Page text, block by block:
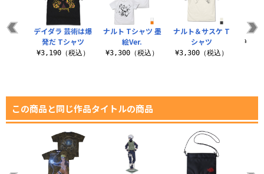
ナルト Tシャツ 墨
絵Ver.
¥3,300（税込）
ナルト＆サスケ T
シャツ
¥3,300（税込）
尾
ツ
デイダラ 芸術は爆
発だ Tシャツ
¥3,190（税込）
この商品と同じ作品タイトルの商品